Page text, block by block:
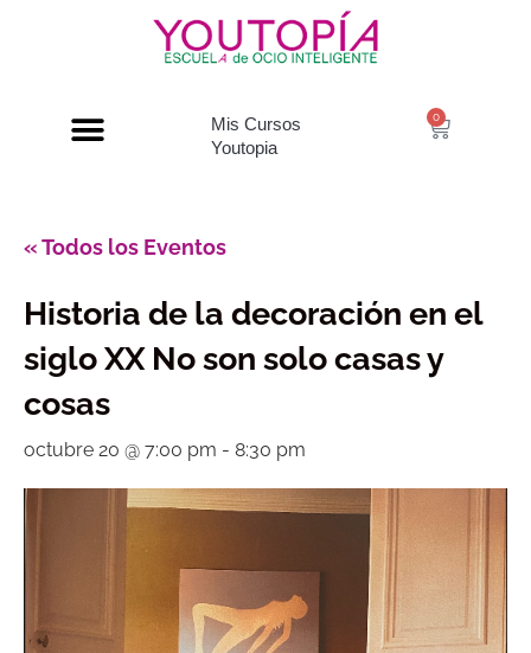
Mis Cursos
Youtopia
0
« Todos los Eventos
Historia de la decoración en el
siglo XX No son solo casas y
cosas
octubre 20 @ 7:00 pm - 8:30 pm